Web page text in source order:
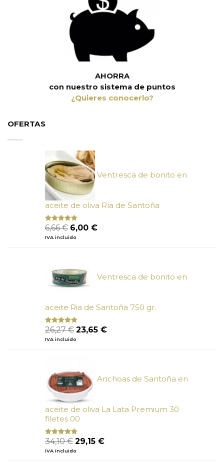
AHORRA
con nuestro sistema de puntos
¿Quieres conocerlo?
OFERTAS
Ventresca de bonito en
aceite de oliva Ría de Santoña
Valorado
con
de 5
6,66€ El
precio
6,00 €El
IVA incluido
Ventresca de bonito en
aceite Ria de Santoña 750 gr.
Valorado
con
5
26,27€ El
precio
23,65 €El
IVA incluido
Anchoas de Santoña en
aceite de oliva La Lata Premium 30
filetes 00
Valorado
con
de 5
34,10€ El
precio
29,15 €El
IVA incluido